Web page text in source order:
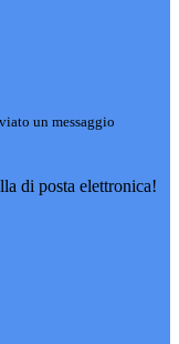
un messaggio
di posta elettronica!